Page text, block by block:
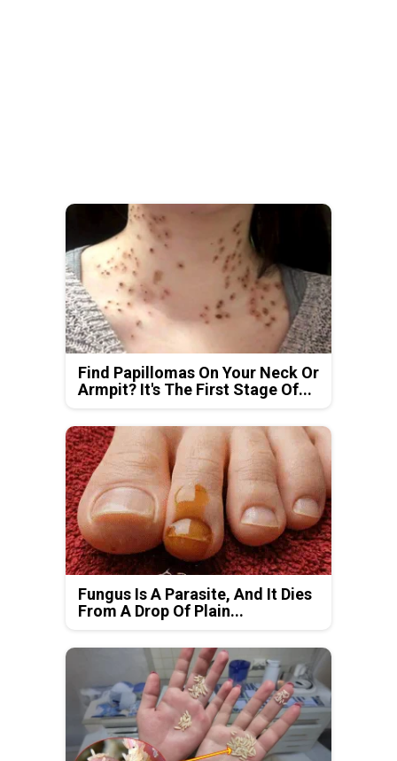
Find Papillomas On Your Neck Or
Armpit? It's The First Stage Of...
Fungus Is A Parasite, And It Dies
From A Drop Of Plain...